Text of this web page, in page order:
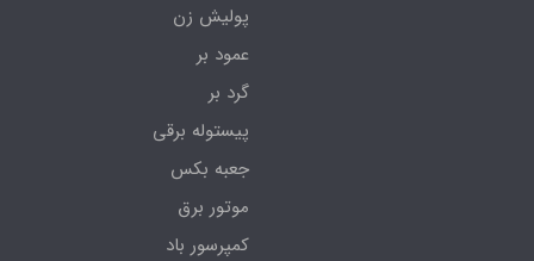
پولیش زن
عمود بر
گرد بر
پیستوله برقی
جعبه بکس
موتور برق
کمپرسور باد